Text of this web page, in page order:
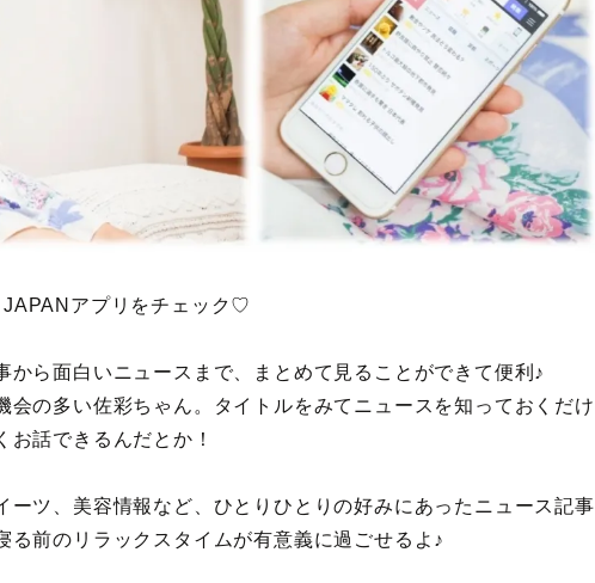
アプリをチェック♡
から面白いニュースまで、まとめて見ることができて便利♪
会の多い佐彩ちゃん。タイトルをみてニュースを知っておくだけ
お話できるんだとか！
ーツ、美容情報など、ひとりひとりの好みにあったニュース記事
る前のリラックスタイムが有意義に過ごせるよ♪